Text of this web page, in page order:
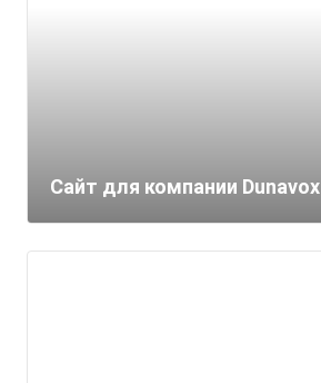
Сайт для компании Dunavox